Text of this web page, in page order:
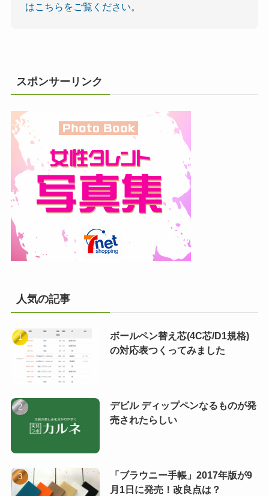
はこちらをご覧ください。
スポンサーリンク
人気の記事
ボールペン替え芯(4C芯/D1規格)
の対応表つくってみました
デビル ディップペンなるものが発
売されたらしい
「ブラウニー手帳」2017年版が9
月1日に発売！改良点は？